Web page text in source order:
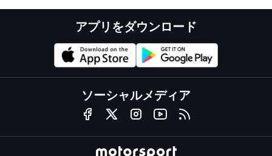
アプリをダウンロード
ソーシャルメディア